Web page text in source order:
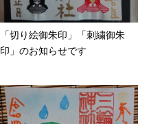
「切り絵御朱印」「刺繍御朱
印」のお知らせです